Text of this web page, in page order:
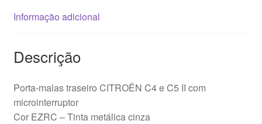
9649858777
Informação adicional
Descrição
Porta-malas traseiro CITROËN C4 e C5 II com
microinterruptor
Cor EZRC – Tinta metálica cinza